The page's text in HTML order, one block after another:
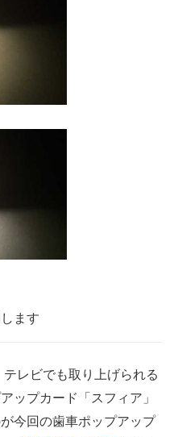
ます
レビでも取り上げられる
ップカード「スフィア」
今回の歯車ポップアップ